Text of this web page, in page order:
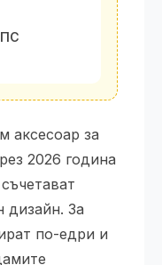
аксесоар за
2026 година
дизайн. За
по-едри и